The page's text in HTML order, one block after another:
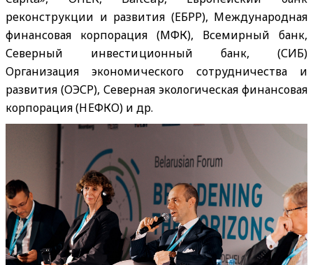
реконструкции и развития (ЕБРР), Международная
финансовая корпорация (МФК), Всемирный банк,
Северный инвестиционный банк, (СИБ)
Организация экономического сотрудничества и
развития (ОЭСР), Северная экологическая финансовая
корпорация (НЕФКО) и др.